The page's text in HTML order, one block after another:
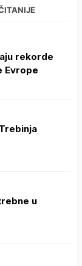
rekorde
Evrope
u